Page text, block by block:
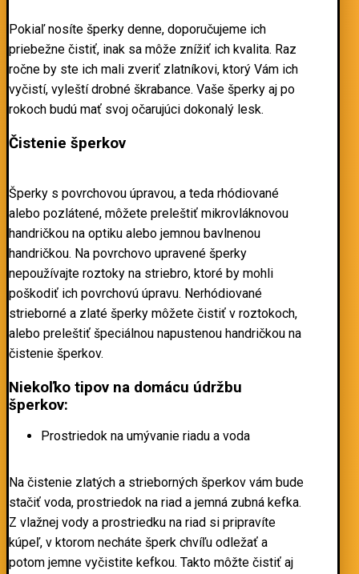
Pokiaľ nosíte šperky denne, doporučujeme ich
priebežne čistiť, inak sa môže znížiť ich kvalita. Raz
ročne by ste ich mali zveriť zlatníkovi, ktorý Vám ich
vyčistí, vyleští drobné škrabance. Vaše šperky aj po
rokoch budú mať svoj očarujúci dokonalý lesk.
Čistenie šperkov
Šperky s povrchovou úpravou, a teda rhódiované
alebo pozlátené, môžete preleštiť mikrovláknovou
handričkou na optiku alebo jemnou bavlnenou
handričkou. Na povrchovo upravené šperky
nepoužívajte roztoky na striebro, ktoré by mohli
poškodiť ich povrchovú úpravu. Nerhódiované
strieborné a zlaté šperky môžete čistiť v roztokoch,
alebo preleštiť špeciálnou napustenou handričkou na
čistenie šperkov.
Niekoľko tipov na domácu údržbu
šperkov:
Prostriedok na umývanie riadu a voda
Na čistenie zlatých a strieborných šperkov vám bude
stačiť voda, prostriedok na riad a jemná zubná kefka.
Z vlažnej vody a prostriedku na riad si pripravíte
kúpeľ, v ktorom necháte šperk chvíľu odležať a
potom jemne vyčistite kefkou. Takto môžte čistiť aj